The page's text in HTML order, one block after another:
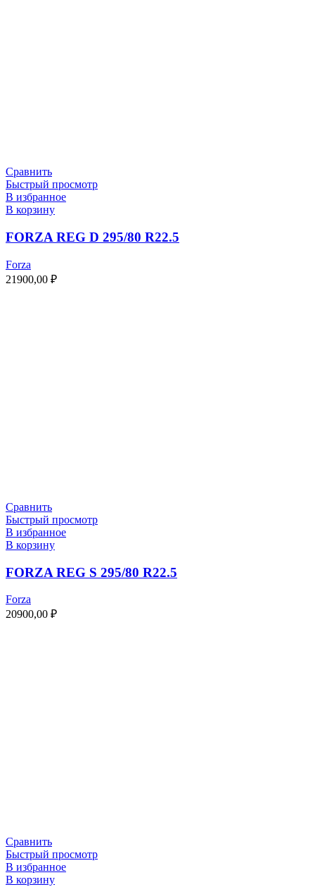
Сравнить
Быстрый просмотр
В избранное
В корзину
FORZA REG D 295/80 R22.5
Forza
21900,00 ₽
Сравнить
Быстрый просмотр
В избранное
В корзину
FORZA REG S 295/80 R22.5
Forza
20900,00 ₽
Сравнить
Быстрый просмотр
В избранное
В корзину